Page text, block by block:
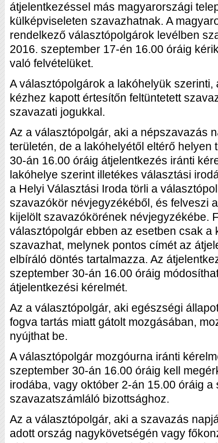
átjelentkezéssel más magyarországi
külképviseleten szavazhatnak. A
rendelkező választópolgárok levélben
2016. szeptember 17-én 16.00 óráig
való felvételüket.
A választópolgárok a lakóhelyük
kézhez kapott értesítőn feltüntetett
szavazati jogukkal.
Az a választópolgár, aki a népszavazás
területén, de a lakóhelyétől eltérő helyen
30-án 16.00 óráig átjelentkezés iránti
lakóhelye szerint illetékes választási
a Helyi Választási Iroda törli a
szavazókör névjegyzékéből, és felveszi
kijelölt szavazókörének névjegyzékébe.
választópolgár ebben az esetben csak a
szavazhat, melynek pontos címét az
elbíráló döntés tartalmazza. Az
szeptember 30-án 16.00 óráig
átjelentkezési kérelmét.
Az a választópolgár, aki egészségi
fogva tartás miatt gátolt mozgásában,
nyújthat be.
A választópolgár mozgóurna iránti
szeptember 30-án 16.00 óráig kell
irodába, vagy október 2-án 15.00 óráig
szavazatszámláló bizottsághoz.
Az a választópolgár, aki a szavazás
adott ország nagykövetségén vagy